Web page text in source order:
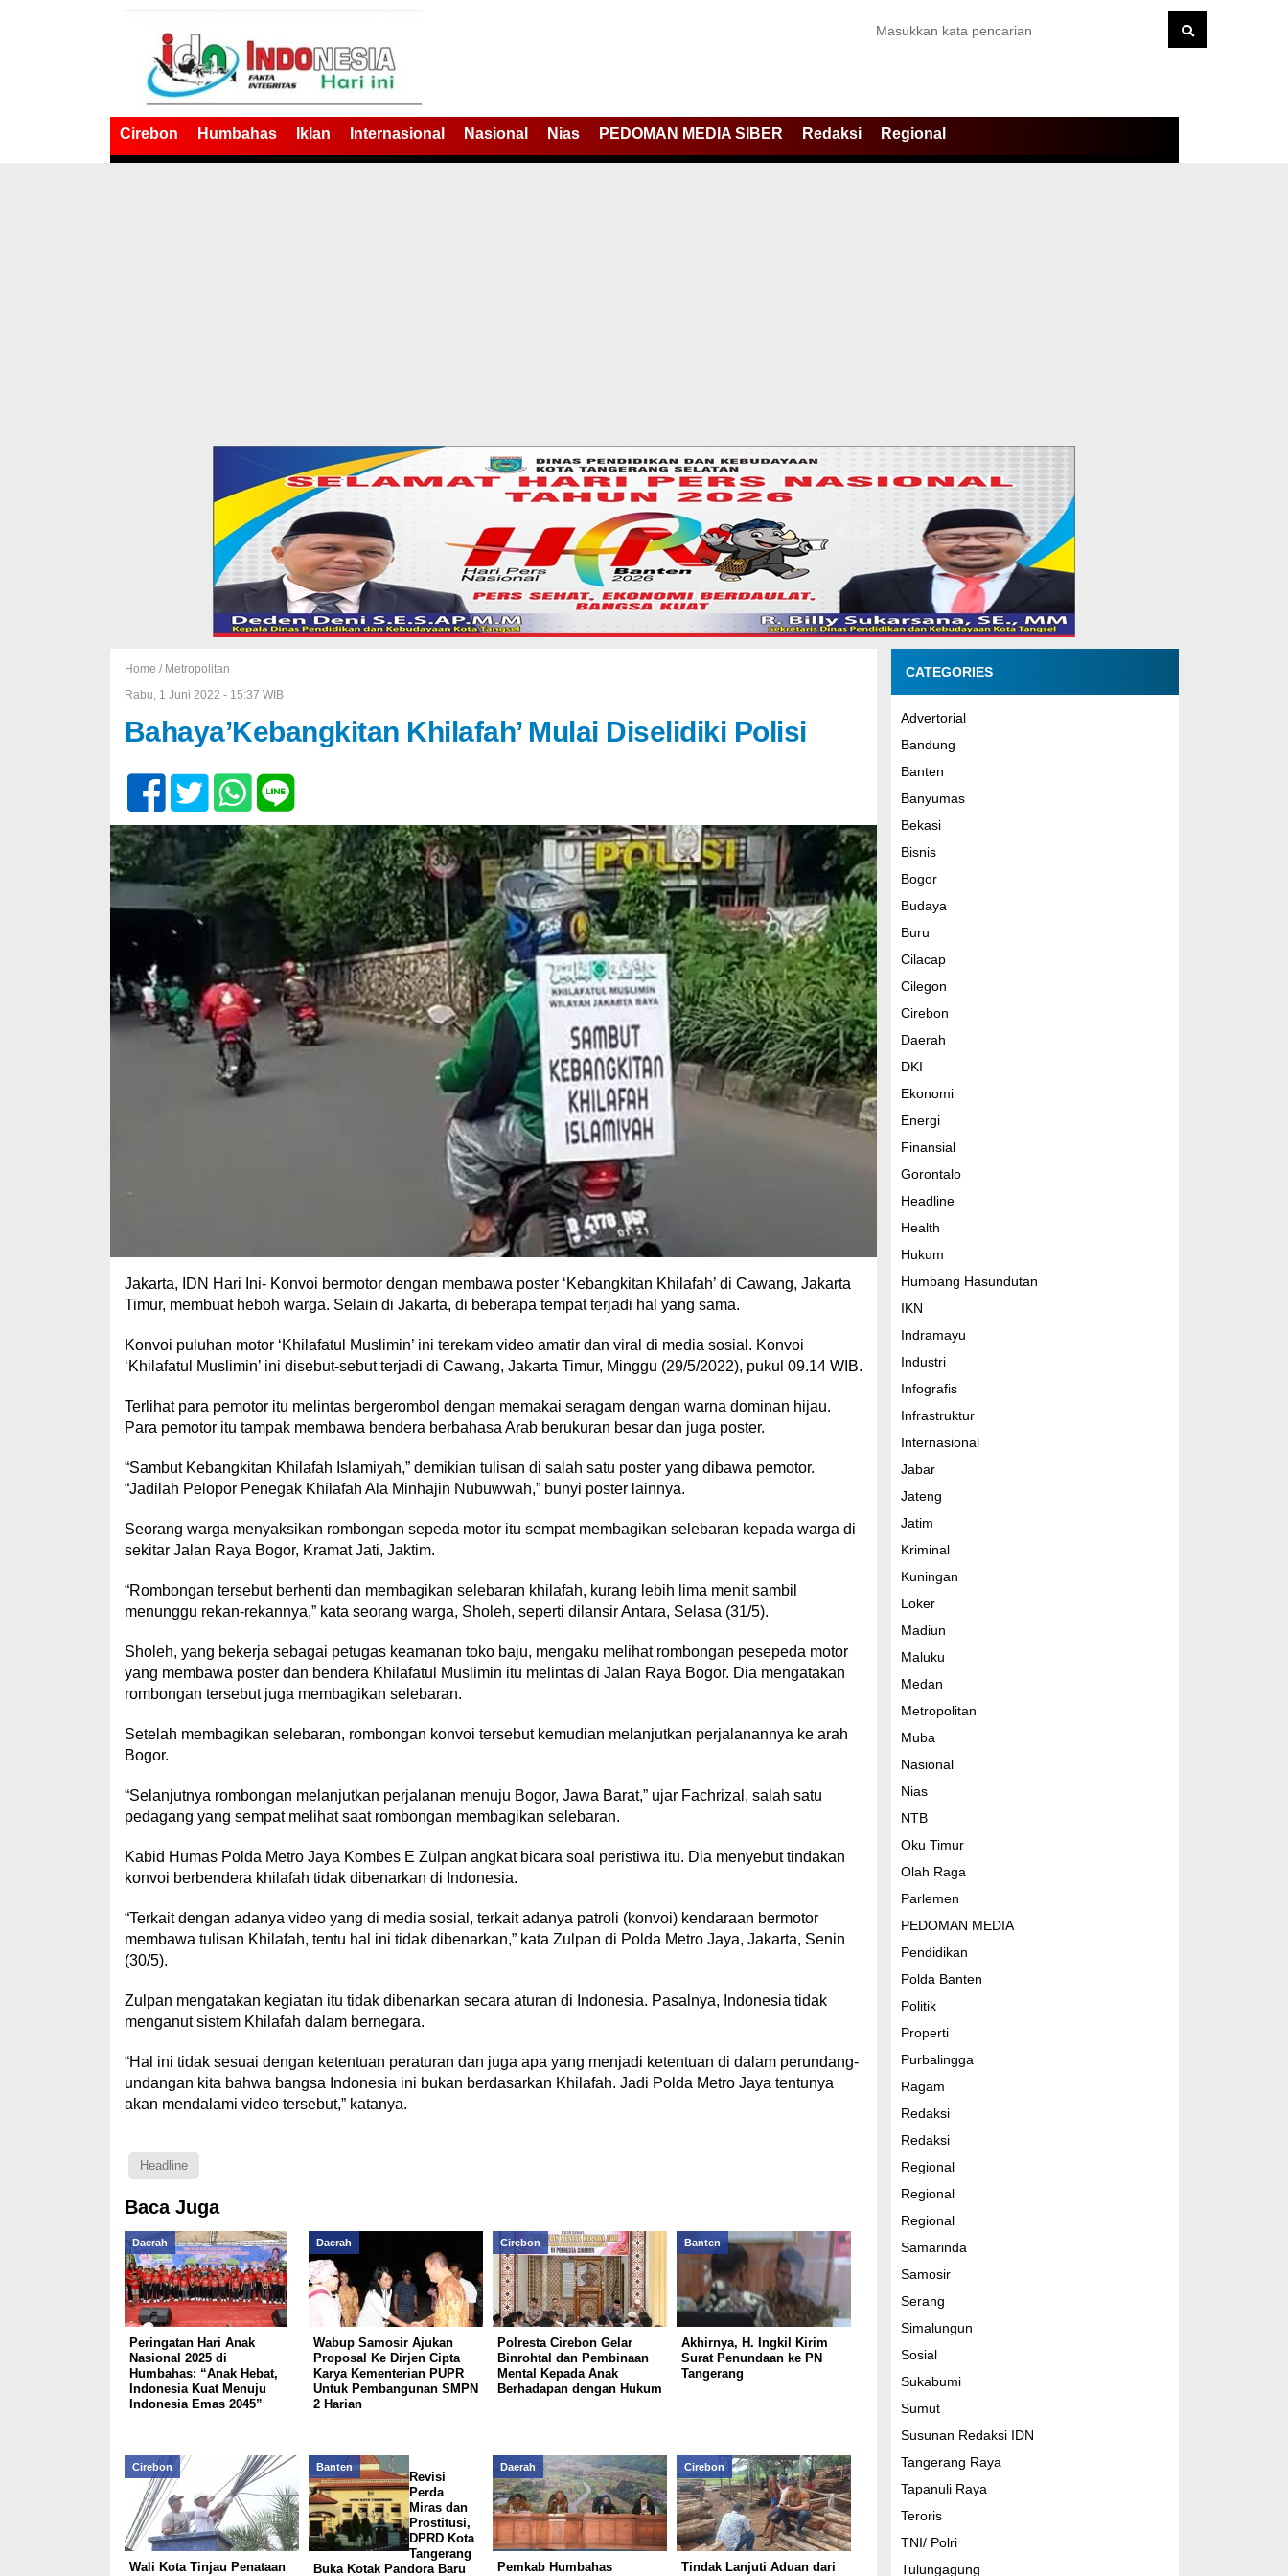
Cirebon Humbahas Iklan Internasional Nasional Nias PEDOMAN MEDIA SIBER Redaksi Regional
Home / Metropolitan
Rabu, 1 Juni 2022 - 15:37 WIB
Bahaya’Kebangkitan Khilafah’ Mulai Diselidiki Polisi
Jakarta, IDN Hari Ini- Konvoi bermotor dengan membawa poster ‘Kebangkitan Khilafah’ di Cawang, Jakarta
Timur, membuat heboh warga. Selain di Jakarta, di beberapa tempat terjadi hal yang sama.
Konvoi puluhan motor ‘Khilafatul Muslimin’ ini terekam video amatir dan viral di media sosial. Konvoi
‘Khilafatul Muslimin’ ini disebut-sebut terjadi di Cawang, Jakarta Timur, Minggu (29/5/2022), pukul 09.14 WIB.
Terlihat para pemotor itu melintas bergerombol dengan memakai seragam dengan warna dominan hijau.
Para pemotor itu tampak membawa bendera berbahasa Arab berukuran besar dan juga poster.
“Sambut Kebangkitan Khilafah Islamiyah,” demikian tulisan di salah satu poster yang dibawa pemotor.
“Jadilah Pelopor Penegak Khilafah Ala Minhajin Nubuwwah,” bunyi poster lainnya.
Seorang warga menyaksikan rombongan sepeda motor itu sempat membagikan selebaran kepada warga di
sekitar Jalan Raya Bogor, Kramat Jati, Jaktim.
“Rombongan tersebut berhenti dan membagikan selebaran khilafah, kurang lebih lima menit sambil
menunggu rekan-rekannya,” kata seorang warga, Sholeh, seperti dilansir Antara, Selasa (31/5).
Sholeh, yang bekerja sebagai petugas keamanan toko baju, mengaku melihat rombongan pesepeda motor
yang membawa poster dan bendera Khilafatul Muslimin itu melintas di Jalan Raya Bogor. Dia mengatakan
rombongan tersebut juga membagikan selebaran.
Setelah membagikan selebaran, rombongan konvoi tersebut kemudian melanjutkan perjalanannya ke arah
Bogor.
“Selanjutnya rombongan melanjutkan perjalanan menuju Bogor, Jawa Barat,” ujar Fachrizal, salah satu
pedagang yang sempat melihat saat rombongan membagikan selebaran.
Kabid Humas Polda Metro Jaya Kombes E Zulpan angkat bicara soal peristiwa itu. Dia menyebut tindakan
konvoi berbendera khilafah tidak dibenarkan di Indonesia.
“Terkait dengan adanya video yang di media sosial, terkait adanya patroli (konvoi) kendaraan bermotor
membawa tulisan Khilafah, tentu hal ini tidak dibenarkan,” kata Zulpan di Polda Metro Jaya, Jakarta, Senin
(30/5).
Zulpan mengatakan kegiatan itu tidak dibenarkan secara aturan di Indonesia. Pasalnya, Indonesia tidak
menganut sistem Khilafah dalam bernegara.
“Hal ini tidak sesuai dengan ketentuan peraturan dan juga apa yang menjadi ketentuan di dalam perundang-
undangan kita bahwa bangsa Indonesia ini bukan berdasarkan Khilafah. Jadi Polda Metro Jaya tentunya
akan mendalami video tersebut,” katanya.
Headline
Baca Juga
Daerah
Peringatan Hari Anak
Nasional 2025 di
Humbahas: “Anak Hebat,
Indonesia Kuat Menuju
Indonesia Emas 2045”
Daerah
Wabup Samosir Ajukan
Proposal Ke Dirjen Cipta
Karya Kementerian PUPR
Untuk Pembangunan SMPN
2 Harian
Cirebon
Polresta Cirebon Gelar
Binrohtal dan Pembinaan
Mental Kepada Anak
Berhadapan dengan Hukum
Banten
Akhirnya, H. Ingkil Kirim
Surat Penundaan ke PN
Tangerang
Cirebon
Wali Kota Tinjau Penataan
Banten
Revisi
Perda
Miras dan
Prostitusi,
DPRD Kota
Tangerang
Buka Kotak Pandora Baru
Daerah
Pemkab Humbahas
Cirebon
Tindak Lanjuti Aduan dari
CATEGORIES
Advertorial
Bandung
Banten
Banyumas
Bekasi
Bisnis
Bogor
Budaya
Buru
Cilacap
Cilegon
Cirebon
Daerah
DKI
Ekonomi
Energi
Finansial
Gorontalo
Headline
Health
Hukum
Humbang Hasundutan
IKN
Indramayu
Industri
Infografis
Infrastruktur
Internasional
Jabar
Jateng
Jatim
Kriminal
Kuningan
Loker
Madiun
Maluku
Medan
Metropolitan
Muba
Nasional
Nias
NTB
Oku Timur
Olah Raga
Parlemen
PEDOMAN MEDIA
Pendidikan
Polda Banten
Politik
Properti
Purbalingga
Ragam
Redaksi
Redaksi
Regional
Regional
Regional
Samarinda
Samosir
Serang
Simalungun
Sosial
Sukabumi
Sumut
Susunan Redaksi IDN
Tangerang Raya
Tapanuli Raya
Teroris
TNI/ Polri
Tulungagung